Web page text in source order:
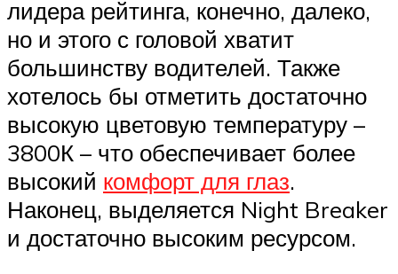
лидера рейтинга, конечно, далеко,
но и этого с головой хватит
большинству водителей. Также
хотелось бы отметить достаточно
высокую цветовую температуру –
3800К – что обеспечивает более
высокий комфорт для глаз.
Наконец, выделяется Night Breaker
и достаточно высоким ресурсом.